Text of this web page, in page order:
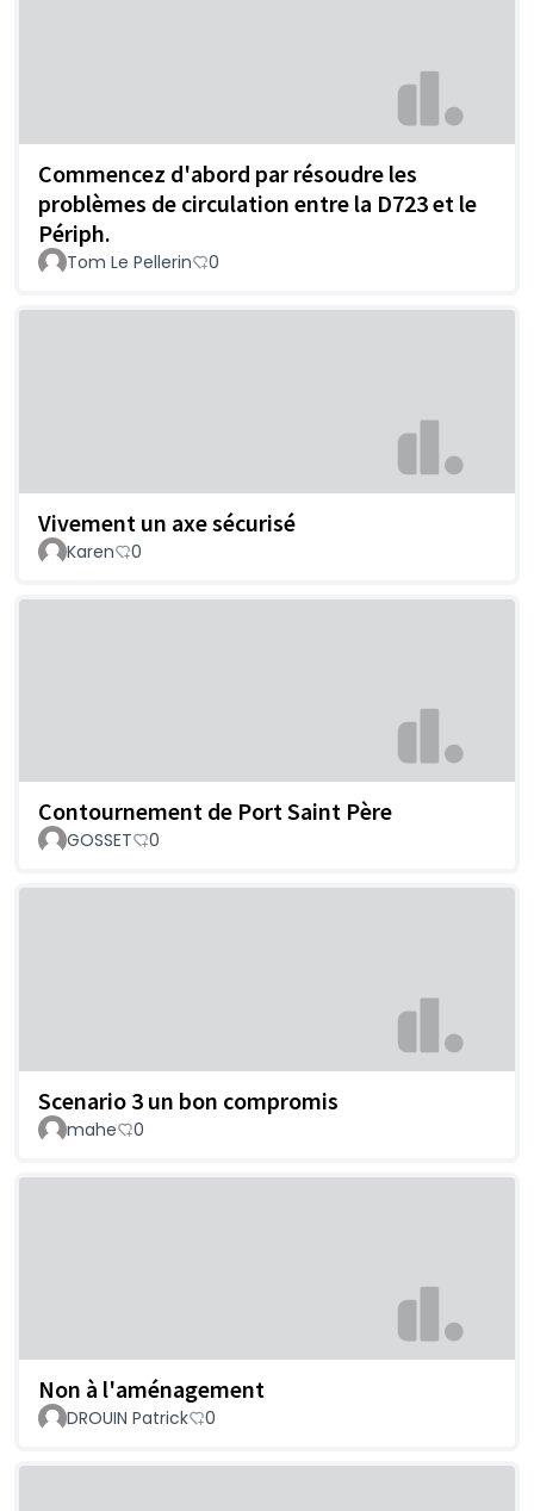
Commencez d'abord par résoudre les
problèmes de circulation entre la D723 et le
Périph.
Tom Le Pellerin 0
Vivement un axe sécurisé
Karen 0
Contournement de Port Saint Père
GOSSET 0
Scenario 3 un bon compromis
mahe 0
Non à l'aménagement
DROUIN Patrick 0